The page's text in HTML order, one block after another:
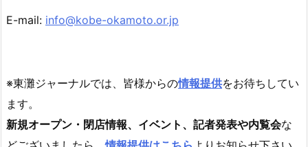
E-mail: info@kobe-okamoto.or.jp
※東灘ジャーナルでは、皆様からの情報提供をお待ちしてい
ます。
新規オープン・閉店情報、イベント、記者発表や内覧会な